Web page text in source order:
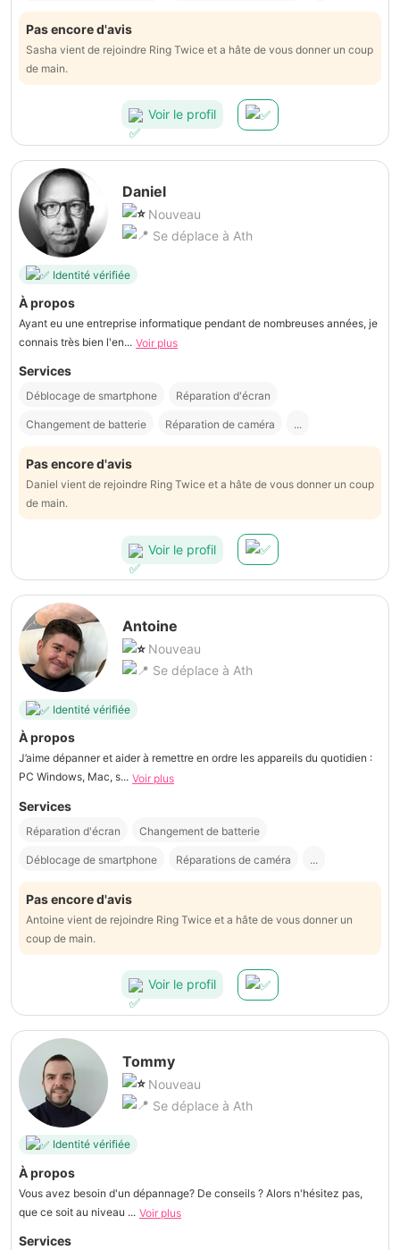
Pas encore d'avis
Sasha vient de rejoindre Ring Twice et a hâte de vous donner un coup
de main.
Voir le profil
Daniel
Nouveau
Se déplace à Ath
Identité vérifiée
À propos
Ayant eu une entreprise informatique pendant de nombreuses années, je
connais très bien l'en... Voir plus
Services
Déblocage de smartphone Réparation d'écran
Changement de batterie Réparation de caméra ...
Pas encore d'avis
Daniel vient de rejoindre Ring Twice et a hâte de vous donner un coup
de main.
Voir le profil
Antoine
Nouveau
Se déplace à Ath
Identité vérifiée
À propos
J’aime dépanner et aider à remettre en ordre les appareils du quotidien :
PC Windows, Mac, s... Voir plus
Services
Réparation d'écran Changement de batterie
Déblocage de smartphone Réparations de caméra ...
Pas encore d'avis
Antoine vient de rejoindre Ring Twice et a hâte de vous donner un
coup de main.
Voir le profil
Tommy
Nouveau
Se déplace à Ath
Identité vérifiée
À propos
Vous avez besoin d'un dépannage? De conseils ? Alors n'hésitez pas,
que ce soit au niveau ... Voir plus
Services